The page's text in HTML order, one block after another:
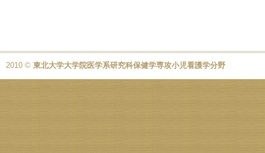
2010 © 東北大学大学院医学系研究科保健学専攻小児看護学分野